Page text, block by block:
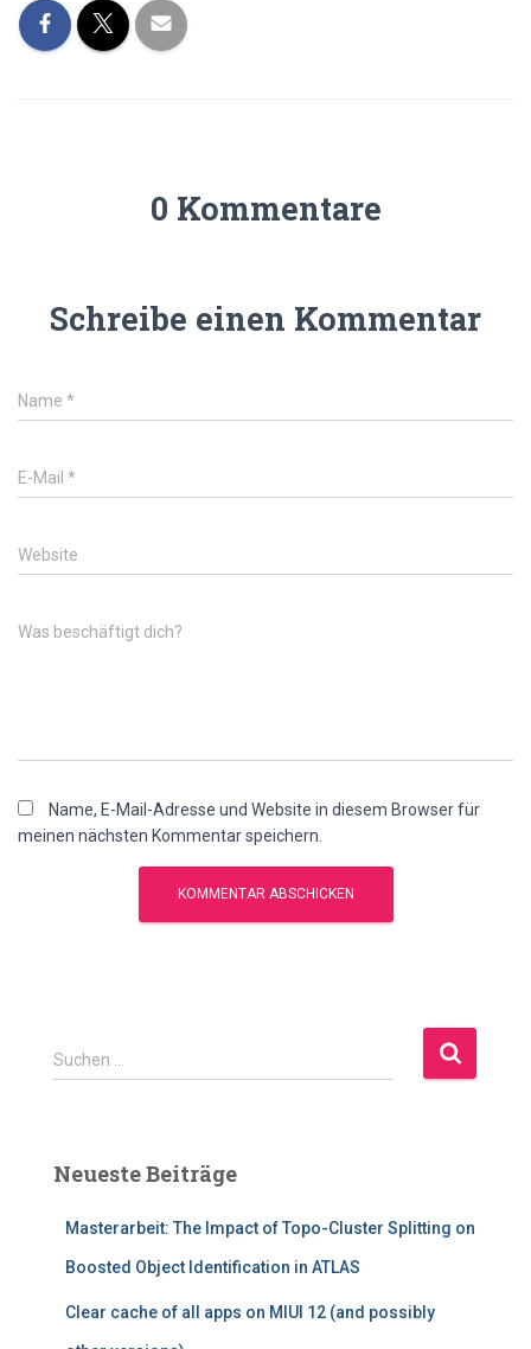
0 Kommentare
Schreibe einen Kommentar
Name *
E-Mail *
Website
Was beschäftigt dich?
Name, E-Mail-Adresse und Website in diesem Browser für
meinen nächsten Kommentar speichern.
S
u
n
Suchen …
Neueste Beiträge
Masterarbeit: The Impact of Topo-Cluster Splitting on
Boosted Object Identification in ATLAS
Clear cache of all apps on MIUI 12 (and possibly